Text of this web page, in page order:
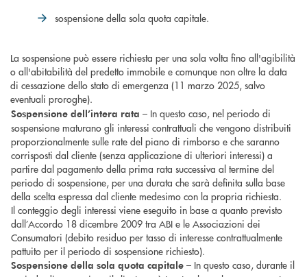
sospensione della sola quota capitale.
La sospensione può essere richiesta per una sola volta fino all'agibilità
o all'abitabilità del predetto immobile e comunque non oltre la data
di cessazione dello stato di emergenza (11 marzo 2025, salvo
eventuali proroghe).
Sospensione dell’intera rata – In questo caso, nel periodo di
sospensione maturano gli interessi contrattuali che vengono distribuiti
proporzionalmente sulle rate del piano di rimborso e che saranno
corrisposti dal cliente (senza applicazione di ulteriori interessi) a
partire dal pagamento della prima rata successiva al termine del
periodo di sospensione, per una durata che sarà definita sulla base
della scelta espressa dal cliente medesimo con la propria richiesta.
Il conteggio degli interessi viene eseguito in base a quanto previsto
dall’Accordo 18 dicembre 2009 tra ABI e le Associazioni dei
Consumatori (debito residuo per tasso di interesse contrattualmente
pattuito per il periodo di sospensione richiesto).
Sospensione della sola quota capitale – In questo caso, durante il